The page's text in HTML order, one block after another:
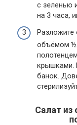
с зеленью
на 3 часа,
Разложите
объёмом ½
крышками.
банок.
Салат из